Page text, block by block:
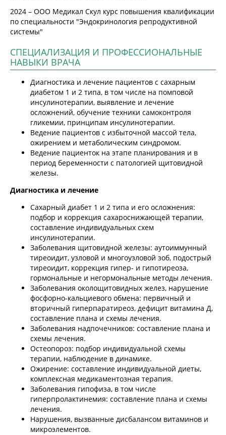
2024 – ООО Медикал Скул курс повышения квалификации
по специальности "Эндокринология репродуктивной
системы"
СПЕЦИАЛИЗАЦИЯ И ПРОФЕССИОНАЛЬНЫЕ
НАВЫКИ ВРАЧА
Диагностика и лечение пациентов с сахарным
диабетом 1 и 2 типа, в том числе на помповой
инсулинотерапии, выявление и лечение
осложнений, обучение техники самоконтроля
гликемии, принципам инсулинотерапии.
Ведение пациентов с избыточной массой тела,
ожирением и метаболическим синдромом.
Ведение пациенток на этапе планирования и в
период беременности с патологией щитовидной
железы.
Диагностика и лечение
Cахарный диабет 1 и 2 типа и его осложнения:
подбор и коррекция сахароснижающей терапии,
составление индивидуальных схем
инсулинотерапии.
Заболевания щитовидной железы: аутоиммунный
тиреоидит, узловой и многоузловой зоб, подострый
тиреоидит, коррекция гипер- и гипотиреоза,
гормональные и негормональные методы лечения.
Заболевания околощитовидных желез, нарушение
фосфорно-кальциевого обмена: первичный и
вторичный гиперпаратиреоз, дефицит витамина Д,
составление плана и схемы лечения.
Заболевания надпочечников: составление плана и
схемы лечения.
Остеопороз: подбор индивидуальной схемы
терапии, наблюдение в динамике.
Ожирение: составление индивидуальной диеты,
комплексная медикаментозная терапия.
Заболевания гипофиза, в том числе
гиперпролактинемия: составление плана и схемы
лечения.
Нарушения, вызванные дисбалансом витаминов и
микроэлементов.